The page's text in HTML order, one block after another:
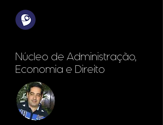
Núcleo de Administração,
Economia e Direito